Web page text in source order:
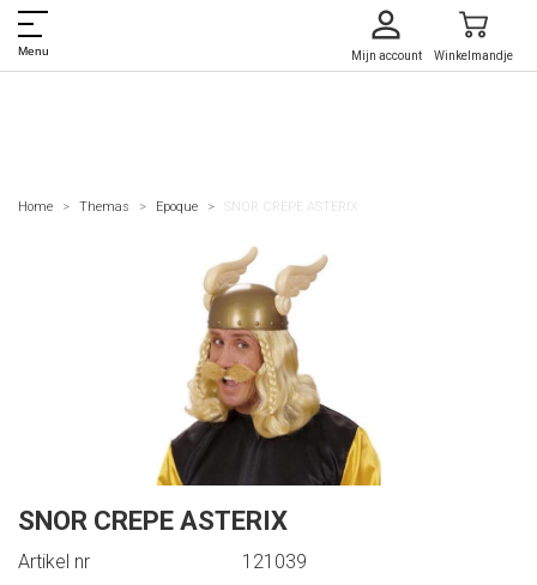
Menu Mijn account Winkelmandje
Home Themas Epoque SNOR CREPE ASTERIX
SNOR CREPE ASTERIX
Artikel nr 121039